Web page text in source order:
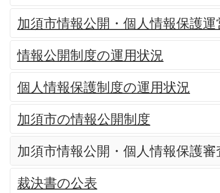
加須市情報公開・個人情報保護
情報公開制度の運用状況
個人情報保護制度の運用状況
加須市の情報公開制度
加須市情報公開・個人情報保護審
裁決書の公表